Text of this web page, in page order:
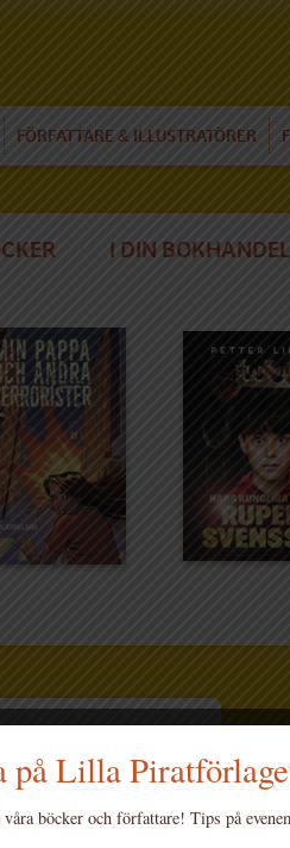
FÖRFATTARE & ILLUSTRATÖRER
I DIN
på Lilla
våra böcker och författare! Tips på